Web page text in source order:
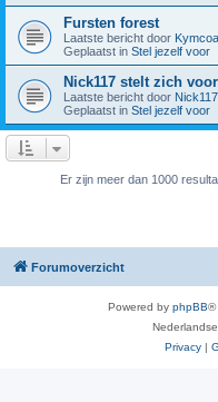
Fursten forest
Laatste bericht door
Geplaatst in Stel jezelf voor
Nick117 stelt zich voor
Laatste bericht door Nick117
Geplaatst in Stel jezelf voor
Er zijn meer dan 1000
Forumoverzicht
Powered by phpBB®
Privacy |